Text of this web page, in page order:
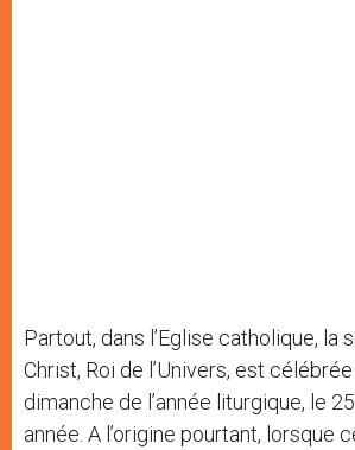
Partout, dans l’Eglise catholique, la
Christ, Roi de l’Univers, est
dimanche de l’année liturgique, le
année. A l’origine pourtant, lorsque